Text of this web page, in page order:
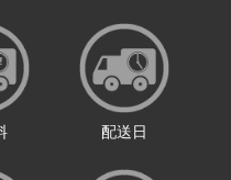
配送日